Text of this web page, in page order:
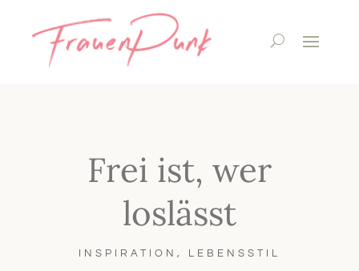
Frei ist, wer
loslässt
INSPIRATION , LEBENSSTIL